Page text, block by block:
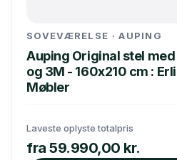
SOVEVÆRELSE · AUPING
Auping Original stel
og 3M - 160x210 cm :
Møbler
Laveste oplyste totalpris
fra 59.990,00 kr.